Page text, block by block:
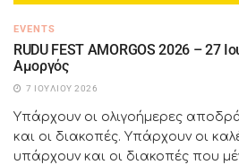
EVENTS
RUDU FEST AMORGOS 2026 – 27
Αμοργός
7 ΙΟΥΛΊΟΥ 2026
Υπάρχουν οι ολιγοήμερες
και οι διακοπές. Υπάρχουν οι
υπάρχουν και οι διακοπές που